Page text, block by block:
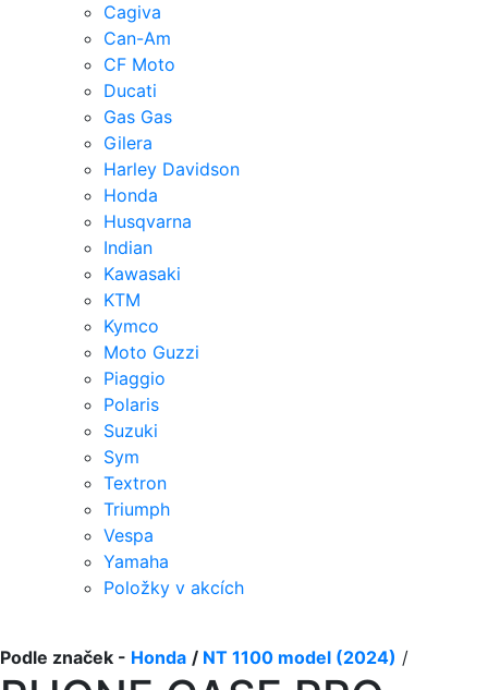
Cagiva
Can-Am
CF Moto
Ducati
Gas Gas
Gilera
Harley Davidson
Honda
Husqvarna
Indian
Kawasaki
KTM
Kymco
Moto Guzzi
Piaggio
Polaris
Suzuki
Sym
Textron
Triumph
Vespa
Yamaha
Položky v akcích
Podle značek - Honda / NT 1100 model (2024) /